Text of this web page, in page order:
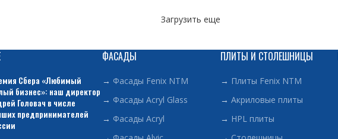
Загрузить еще
Сбера «Любимый
бизнес»: наш директор
Головач в числе
предпринимателей
ФАСАДЫ
→ Фасады Fenix NTM
→ Фасады Acryl Glass
→ Фасады Acryl
ПЛИТЫ И СТОЛЕШНИЦЫ
→ Плиты Fenix NTM
→ Акриловые плиты
→ HPL плиты